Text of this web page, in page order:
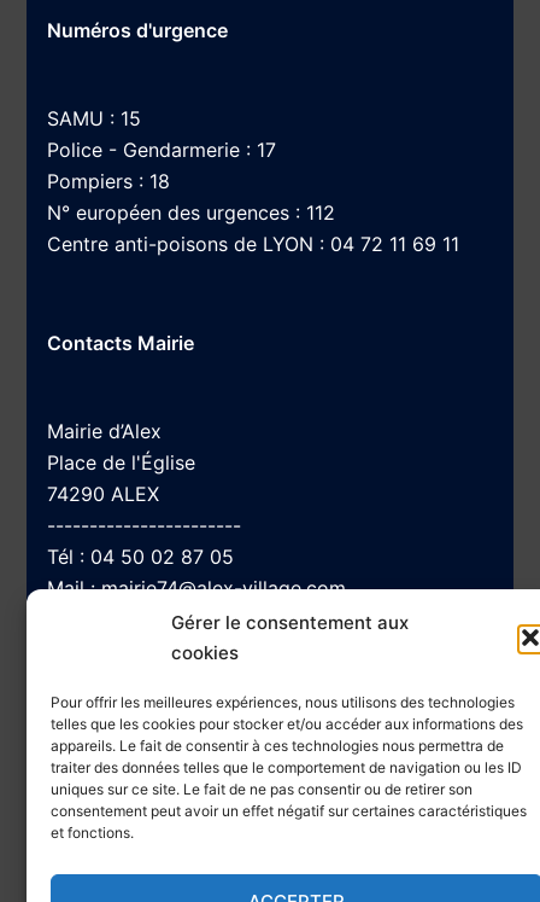
Gérer le consentement aux
cookies
Pour offrir les meilleures expériences, nous utilisons des technologies
telles que les cookies pour stocker et/ou accéder aux informations des
appareils. Le fait de consentir à ces technologies nous permettra de
traiter des données telles que le comportement de navigation ou les ID
uniques sur ce site. Le fait de ne pas consentir ou de retirer son
consentement peut avoir un effet négatif sur certaines caractéristiques
et fonctions.
Numéros d'urgence
SAMU : 15
Police - Gendarmerie : 17
Pompiers : 18
N° européen des urgences : 112
Centre anti-poisons de LYON : 04 72 11 69 11
Contacts Mairie
Mairie d’Alex
Place de l'Église
74290 ALEX
-----------------------
Tél : 04 50 02 87 05
Mail :mairie74@alex-village.com
Accessibilité
Plan du site
Mentions Légales et Politique de confidentialité